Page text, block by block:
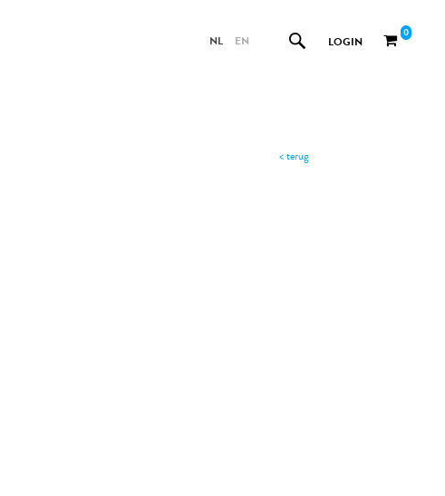
NL EN LOGIN
0
< terug